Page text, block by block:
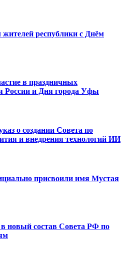
республики с Днём
в праздничных
России и Дня города Уфы
о создании Совета по
и внедрения технологий ИИ
присвоили имя Мустая
новый состав Совета РФ по